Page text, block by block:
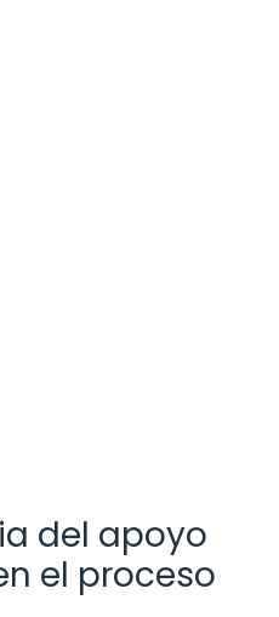
del apoyo
el proceso